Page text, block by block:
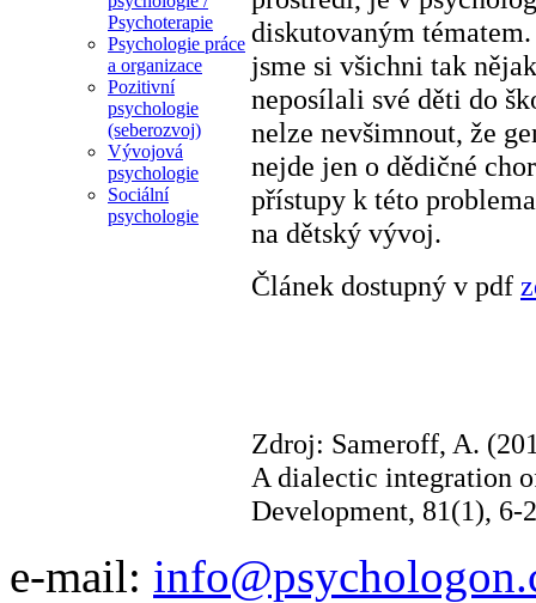
Psychoterapie
Psychologie práce
a organizace
Pozitivní
psychologie
(seberozvoj)
Vývojová
psychologie
Sociální
psychologie
diskutovaným
jsme si všichni tak
neposílali své děti do
nelze nevšimnout, že
nejde jen o dědičné
přístupy k této
na dětský vývoj.
Článek dostupný v pdf
Zdroj: Sameroff, A.
A dialectic integration
Development, 81(1), 6-
e-mail: